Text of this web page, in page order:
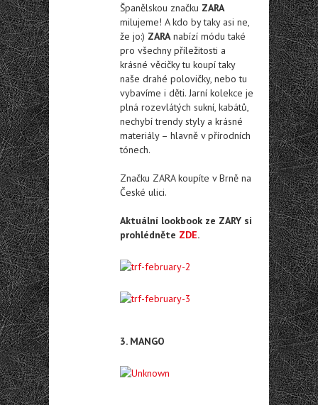
Španělskou značku ZARA
milujeme! A kdo by taky asi ne,
že jo:) ZARA nabízí módu také
pro všechny příležitosti a
krásné věcičky tu koupí taky
naše drahé polovičky, nebo tu
vybavíme i děti. Jarní kolekce je
plná rozevlátých sukní, kabátů,
nechybí trendy styly a krásné
materiály – hlavně v přírodních
tónech.
Značku ZARA koupíte v Brně na
České ulici.
Aktuální lookbook ze ZARY si
prohlédněte ZDE.
3. MANGO